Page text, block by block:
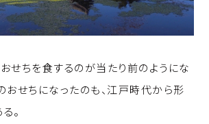
せちを食するのが当たり前のようにな
おせちになったのも、江戸時代から形
。